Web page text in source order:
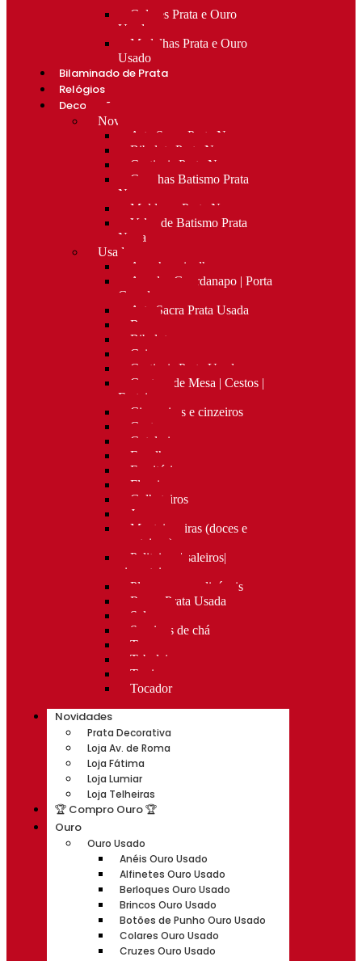
Colares Prata e Ouro
Usado
Medalhas Prata e Ouro
Usado
Bilaminado de Prata
Relógios
Decoração
Novo
Arte Sacra Prata Nova
Bibelots Prata Nova
Castiçais Prata Nova
Conchas Batismo Prata
Nova
Molduras Prata Nova
Velas de Batismo Prata
Nova
Usado
Apanha migalhas
Argolas Guardanapo | Porta
Guardanapos
Arte Sacra Prata Usada
Bar
Bibelots
Caixas
Castiçais Prata Usada
Centros de Mesa | Cestos |
Fruteiras
Cigarreiras e cinzeiros
Costura
Cutelaria
Espelhos
Escritório
Floreiras
Galheteiros
Jarras
Manteigueiras (doces e
manteigas)
Paliteiros | saleiros|
pimenteiros
Placas personalizáveis
Rocas Prata Usada
Salvas
Serviços de chá
Taças
Tabuleiros
Terrinas
Tocador
Novidades
Prata Decorativa
Loja Av. de Roma
Loja Fátima
Loja Lumiar
Loja Telheiras
🏆 Compro Ouro 🏆
Ouro
Ouro Usado
Anéis Ouro Usado
Alfinetes Ouro Usado
Berloques Ouro Usado
Brincos Ouro Usado
Botões de Punho Ouro Usado
Colares Ouro Usado
Cruzes Ouro Usado